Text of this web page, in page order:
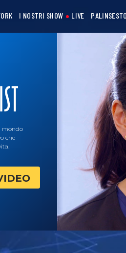
I NOSTRI SHOW LIVE PALINSESTO
mondo
che